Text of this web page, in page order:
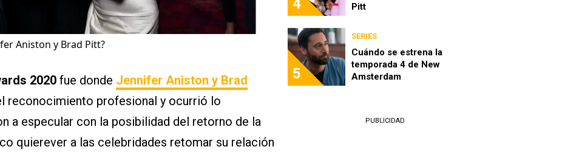
Aniston y Brad Pitt?
2020 fue donde Jennifer Aniston y Brad
reconocimiento profesional y ocurrió lo
a especular con la posibilidad del retorno de la
quierever a las celebridades retomar su relación
4 Pitt
5
SERIES
Cuándo se estrena la
temporada 4 de New
Amsterdam
PUBLICIDAD